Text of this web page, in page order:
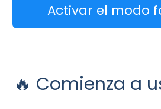
Activar el modo
🔥 Comienza a